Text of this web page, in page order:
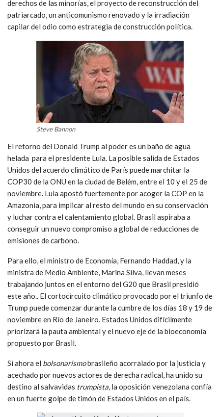
derechos de las minorías, el proyecto de reconstrucción del
patriarcado, un anticomunismo renovado y la irradiación
capilar del odio como estrategia de construcción política.
Steve Bannon
El retorno del Donald Trump al poder es un baño de agua
helada para el presidente Lula. La posible salida de Estados
Unidos del acuerdo climático de París puede marchitar la
COP30 de la ONU en la ciudad de Belém, entre el 10 y el 25 de
noviembre. Lula apostó fuertemente por acoger la COP en la
Amazonia, para implicar al resto del mundo en su conservación
y luchar contra el calentamiento global. Brasil aspiraba a
conseguir un nuevo compromiso a global de reducciones de
emisiones de carbono.
Para ello, el ministro de Economía, Fernando Haddad, y la
ministra de Medio Ambiente, Marina Silva, llevan meses
trabajando juntos en el entorno del G20 que Brasil presidió
este año.. El cortocircuito climático provocado por el triunfo de
Trump puede comenzar durante la cumbre de los días 18 y 19 de
noviembre en Río de Janeiro. Estados Unidos difícilmente
priorizará la pauta ambiental y el nuevo eje de la bioeconomía
propuesto por Brasil.
Si ahora el bolsonarismobrasileño acorralado por la justicia y
acechado por nuevos actores de derecha radical, ha unido su
destino al salvavidas trumpista, la oposición venezolana confía
en un fuerte golpe de timón de Estados Unidos en el país.